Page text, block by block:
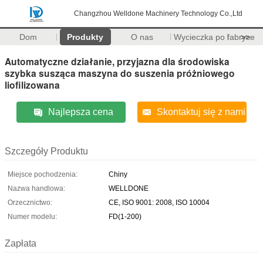
Changzhou Welldone Machinery Technology Co.,Ltd
Dom Produkty O nas Wycieczka po fabryce
>>
Automatyczne działanie, przyjazna dla środowiska
szybka susząca maszyna do suszenia próżniowego
liofilizowana
Najlepsza cena Skontaktuj się z nami
Szczegóły Produktu
Miejsce pochodzenia:
Chiny
Nazwa handlowa:
WELLDONE
Orzecznictwo:
CE, ISO 9001: 2008, ISO 10004
Numer modelu:
FD(1-200)
Zapłata